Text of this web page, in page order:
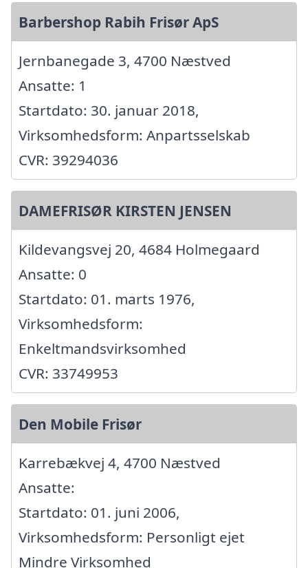
Barbershop Rabih Frisør ApS
Jernbanegade 3, 4700 Næstved
Ansatte: 1
Startdato: 30. januar 2018,
Virksomhedsform: Anpartsselskab
CVR: 39294036
DAMEFRISØR KIRSTEN JENSEN
Kildevangsvej 20, 4684 Holmegaard
Ansatte: 0
Startdato: 01. marts 1976,
Virksomhedsform:
Enkeltmandsvirksomhed
CVR: 33749953
Den Mobile Frisør
Karrebækvej 4, 4700 Næstved
Ansatte:
Startdato: 01. juni 2006,
Virksomhedsform: Personligt ejet
Mindre Virksomhed